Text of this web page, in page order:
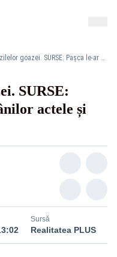
Scandalul azilelor goazei. SURSE: Pașca le-ar fi luat bătrânilor actele și cardurile
SURSE:
actele și
Sursă
Realitatea PLUS